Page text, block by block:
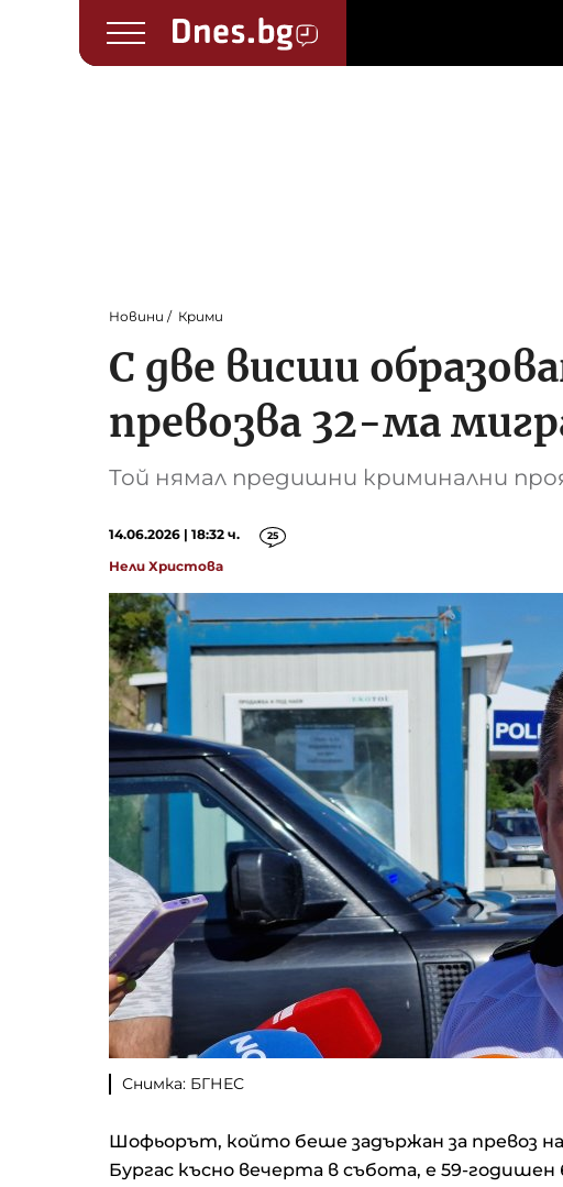
Новини Крими
С две висши
превозва 32-ма
Той нямал предишни криминални
14.06.2026 | 18:32 ч. 25
Нели Христова
Снимка: БГНЕС
Шофьорът, който беше задържан за превоз
Бургас късно вечерта в събота, е 59-годишен